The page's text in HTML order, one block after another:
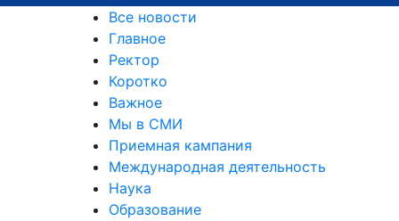
Все новости
Главное
Ректор
Коротко
Важное
Мы в СМИ
Приемная кампания
Международная деятельность
Наука
Образование